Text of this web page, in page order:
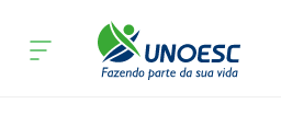
Cursos
acontece
musicais de bambu